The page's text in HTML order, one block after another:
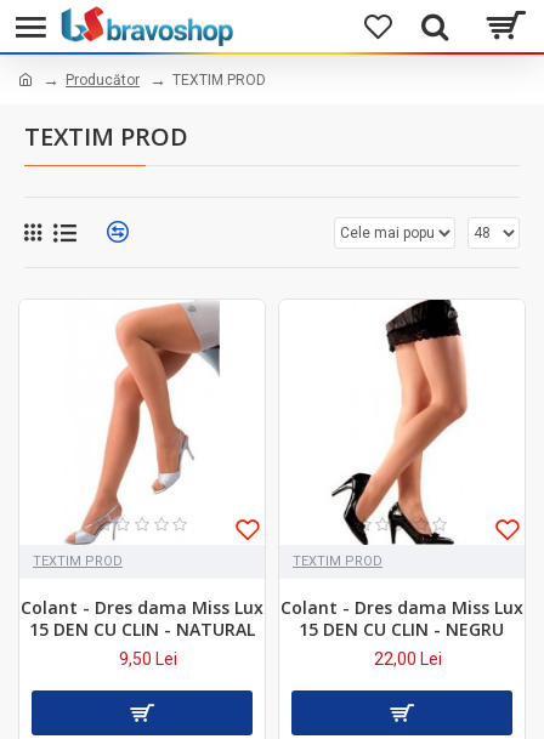
Producător TEXTIM PROD
TEXTIM PROD
TEXTIM PROD
Colant - Dres dama Miss Lux
15 DEN CU CLIN - NATURAL
9,50 Lei
TEXTIM PROD
Colant - Dres dama Miss Lux
15 DEN CU CLIN - NEGRU
22,00 Lei